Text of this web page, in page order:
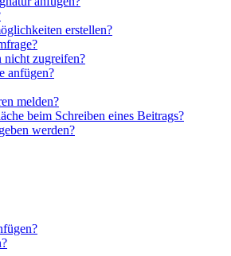
erstellen?
nicht zugreifen?
anfügen?
melden?
beim Schreiben eines Beitrags?
werden?